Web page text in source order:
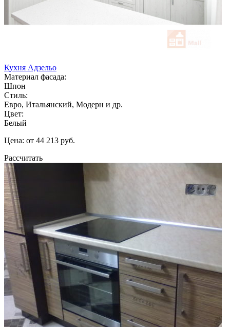
Кухня Адзельо
Материал фасада:
Шпон
Стиль:
Евро, Итальянский, Модерн и др.
Цвет:
Белый
Цена: от 44 213 руб.
Рассчитать